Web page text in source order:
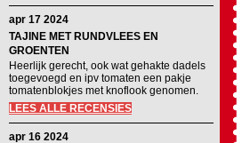
apr 17 2024
TAJINE MET RUNDVLEES EN
GROENTEN
Heerlijk gerecht, ook wat gehakte dadels
toegevoegd en ipv tomaten een pakje
tomatenblokjes met knoflook genomen.
LEES ALLE RECENSIES
apr 16 2024